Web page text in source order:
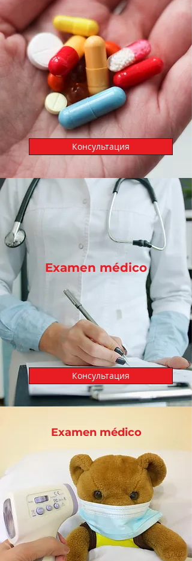
Консультация
Examen médico
Консультация
Examen médico